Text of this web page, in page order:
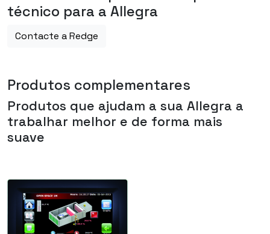
técnico para a Allegra
Contacte a Redge
Produtos complementares
Produtos que ajudam a sua Allegra a
trabalhar melhor e de forma mais
suave